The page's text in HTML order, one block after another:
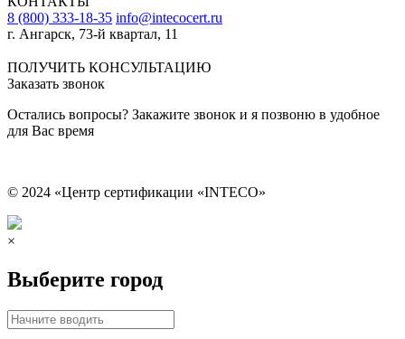
8 (800) 333-18-35 info@intecocert.ru
г. Ангарск, 73-й квартал, 11
ПОЛУЧИТЬ КОНСУЛЬТАЦИЮ
Заказать звонок
Остались вопросы? Закажите звонок и я позвоню в удобное
для Вас время
© 2024 «Центр сертификации «INTECO»
×
Выберите город